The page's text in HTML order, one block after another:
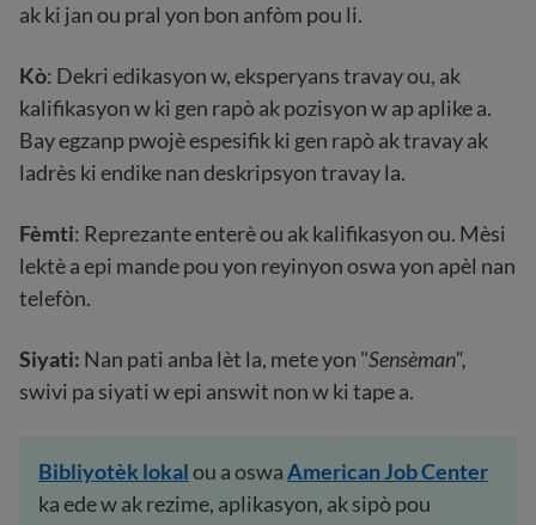
ak ki jan ou pral yon bon anfòm pou li.
Kò: Dekri edikasyon w, eksperyans travay ou, ak
kalifikasyon w ki gen rapò ak pozisyon w ap aplike a.
Bay egzanp pwojè espesifik ki gen rapò ak travay ak
ladrès ki endike nan deskripsyon travay la.
Fèmti: Reprezante enterè ou ak kalifikasyon ou. Mèsi
lektè a epi mande pou yon reyinyon oswa yon apèl nan
telefòn.
Siyati: Nan pati anba lèt la, mete yon "Sensèman",
swivi pa siyati w epi answit non w ki tape a.
Bibliyotèk lokalou a oswaAmerican Job Center
ka ede w ak rezime, aplikasyon, ak sipò pou